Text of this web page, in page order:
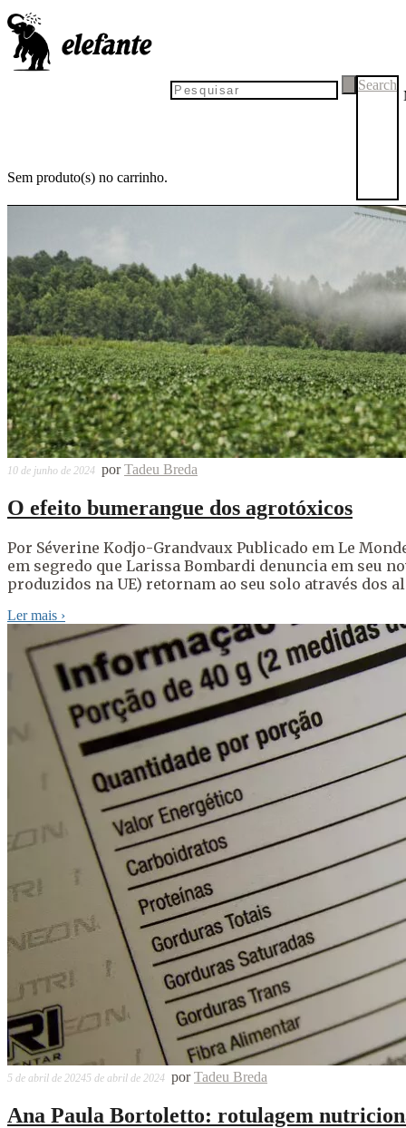
Sem produto(s) no carrinho.
Search
10 de junho de 2024 porTadeu Breda
O efeito bumerangue dos agrotóxicos
Por Séverine Kodjo-Grandvaux Publicado em Le
em segredo que Larissa Bombardi denuncia em seu
produzidos na UE) retornam ao seu solo através dos
Ler mais ›
5 de abril de 20245 de abril de 2024 porTadeu Breda
Ana Paula Bortoletto: rotulagem